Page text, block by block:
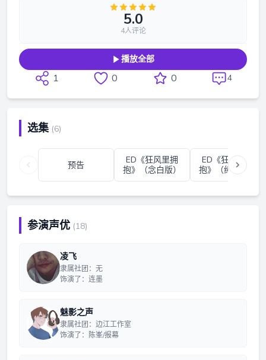
5.0
4人评论
播放全部
1 0 0 4
选集 (6)
预告
ED《狂风里拥
抱》（念白版）
ED《狂风里拥
抱》（纯歌版）
参演声优 (18)
凌飞
隶属社团：无
饰演了：连墨
魅影之声
隶属社团：边江工作室
饰演了：陈峯/报幕